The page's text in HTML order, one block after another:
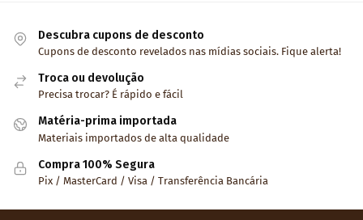
Descubra cupons de desconto
Cupons de desconto revelados nas mídias sociais. Fique alerta!
Troca ou devolução
Precisa trocar? É rápido e fácil
Matéria-prima importada
Materiais importados de alta qualidade
Compra 100% Segura
Pix / MasterCard / Visa / Transferência Bancária